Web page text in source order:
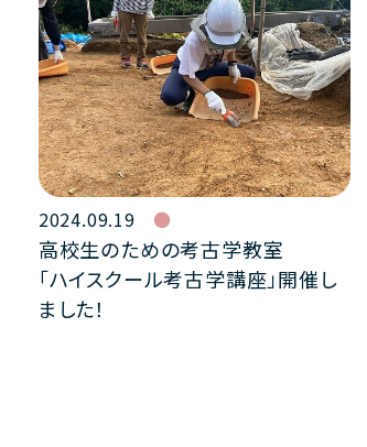
2024.09.19
高校生のための考古学教室
「ハイスクール考古学講座」開催し
ました！